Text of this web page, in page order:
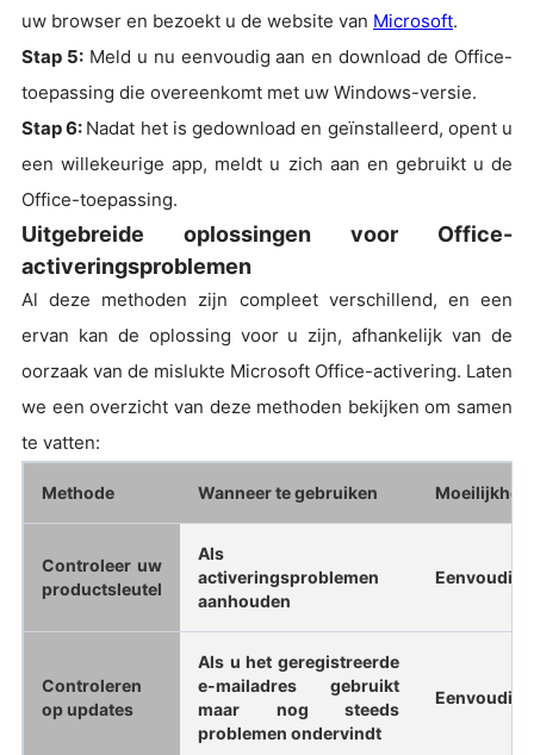
uw browser en bezoekt u de website van Microsoft.
Stap 5:Meld u nu eenvoudig aan en download de Office-
toepassing die overeenkomt met uw Windows-versie.
Stap 6: Nadat het is gedownload en geïnstalleerd, opent u
een willekeurige app, meldt u zich aan en gebruikt u de
Office-toepassing.
Uitgebreide oplossingen voor Office-
activeringsproblemen
Al deze methoden zijn compleet verschillend, en een
ervan kan de oplossing voor u zijn, afhankelijk van de
oorzaak van de mislukte Microsoft Office-activering. Laten
we een overzicht van deze methoden bekijken om samen
te vatten:
Methode Wanneer te gebruiken
Controleer uw
productsleutel
Als
activeringsproblemen
aanhouden
Eenvoudig
Controleren
op updates
Als u het geregistreerde
e-mailadres gebruikt
maar nog steeds
problemen ondervindt
Eenvoudig